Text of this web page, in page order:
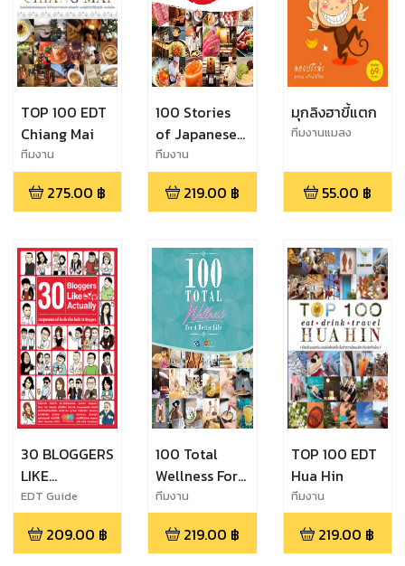
TOP 100 EDT
Chiang Mai
ทีมงาน
EDTguide.com
275.00 ฿
100 Stories
of Japanese
Cuisine
ทีมงาน
EDTguide.com
219.00 ฿
มุกลิงฮาขี้แตก
ทีมงานแมลง
55.00 ฿
30 BLOGGERS
LIKE
ACTUALLY
EDT Guide
209.00 ฿
100 Total
Wellness For
A Better Life
ทีมงาน
EDTguide.com
219.00 ฿
TOP 100 EDT
Hua Hin
ทีมงาน
EDTguide.com
219.00 ฿